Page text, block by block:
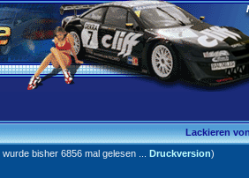
Lackieren
wurde bisher 6856 mal gelesen ... Druckversion)